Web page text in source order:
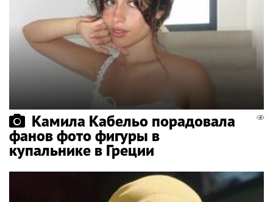
Камила Кабельо порадовала
фанов фото фигуры в
купальнике в Греции